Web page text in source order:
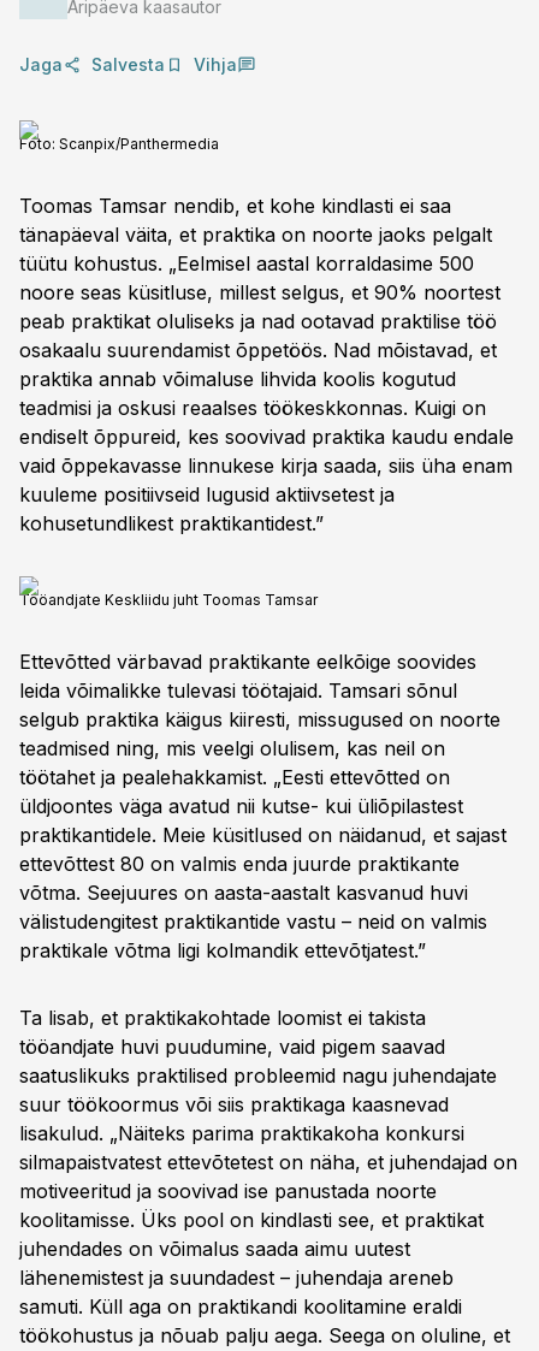
Äripäeva kaasautor
Jaga Salvesta Vihja
Foto: Scanpix/Panthermedia
Toomas Tamsar nendib, et kohe kindlasti ei saa
tänapäeval väita, et praktika on noorte jaoks pelgalt
tüütu kohustus. „Eelmisel aastal korraldasime 500
noore seas küsitluse, millest selgus, et 90% noortest
peab praktikat oluliseks ja nad ootavad praktilise töö
osakaalu suurendamist õppetöös. Nad mõistavad, et
praktika annab võimaluse lihvida koolis kogutud
teadmisi ja oskusi reaalses töökeskkonnas. Kuigi on
endiselt õppureid, kes soovivad praktika kaudu endale
vaid õppekavasse linnukese kirja saada, siis üha enam
kuuleme positiivseid lugusid aktiivsetest ja
kohusetundlikest praktikantidest.”
Tööandjate Keskliidu juht Toomas Tamsar
Ettevõtted värbavad praktikante eelkõige soovides
leida võimalikke tulevasi töötajaid. Tamsari sõnul
selgub praktika käigus kiiresti, missugused on noorte
teadmised ning, mis veelgi olulisem, kas neil on
töötahet ja pealehakkamist. „Eesti ettevõtted on
üldjoontes väga avatud nii kutse- kui üliõpilastest
praktikantidele. Meie küsitlused on näidanud, et sajast
ettevõttest 80 on valmis enda juurde praktikante
võtma. Seejuures on aasta-aastalt kasvanud huvi
välistudengitest praktikantide vastu – neid on valmis
praktikale võtma ligi kolmandik ettevõtjatest.”
Ta lisab, et praktikakohtade loomist ei takista
tööandjate huvi puudumine, vaid pigem saavad
saatuslikuks praktilised probleemid nagu juhendajate
suur töökoormus või siis praktikaga kaasnevad
lisakulud. „Näiteks parima praktikakoha konkursi
silmapaistvatest ettevõtetest on näha, et juhendajad on
motiveeritud ja soovivad ise panustada noorte
koolitamisse. Üks pool on kindlasti see, et praktikat
juhendades on võimalus saada aimu uutest
lähenemistest ja suundadest – juhendaja areneb
samuti. Küll aga on praktikandi koolitamine eraldi
töökohustus ja nõuab palju aega. Seega on oluline, et